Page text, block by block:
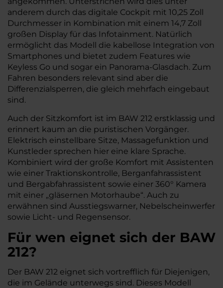
anderem durch das digitale Cockpit mit 10,25 Zoll
Durchmesser in Kombination mit einem 14,7 Zoll
großen Display für das Infotainment. Natürlich
ermöglicht das Modell die kabellose Integration von
Smartphones und bietet zudem Features wie
Keyless Go und sogar ein Panorama-Glasdach. Zum
Fahren besonders relevant sind aber die
Differenzialsperren, die gleich mehrfach eingebaut
sind.
Auch der Sitzkomfort ist im BAW 212 erstklassig und
erinnert kaum an die puristischen Vorgänger.
Elektrisch einstellbare Sitze, Massagefunktion und
Kunstleder sprechen hier eine klare Sprache.
Kombiniert wird der große Komfort mit Assistenten
wie einer Traktionskontrolle, Berganfahrassistent
und Bergabfahrassistent sowie einer 360° Kamera
mit einer „gläsernen Motorhaube“. Auch zu
erwähnen sind Ausstiegswarner, Nebelscheinwerfer
sowie Licht- und Regensensor.
Für wen eignet sich der BAW
212?
Der BAW 212 eignet sich vortrefflich für Diejenigen,
die im Gelände unterwegs sind. Dieses Modell